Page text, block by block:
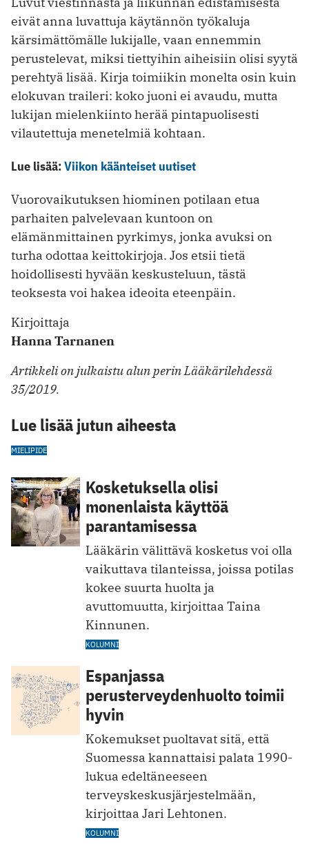
eivät anna luvattuja käytännön työkaluja
kärsimättömälle lukijalle, vaan ennemmin
perustelevat, miksi tiettyihin aiheisiin olisi syytä
perehtyä lisää. Kirja toimiikin monelta osin kuin
elokuvan traileri: koko juoni ei avaudu, mutta
lukijan mielenkiinto herää pintapuo­lisesti
vilautettuja menetelmiä kohtaan.
Lue lisää:Viikon käänteiset uutiset
Vuorovaikutuksen hiominen potilaan etua
parhaiten palvelevaan kuntoon on
elämänmittainen pyrkimys, jonka avuksi on
turha odottaa keittokirjoja. Jos etsii tietä
hoidollisesti hyvään keskusteluun, tästä
teoksesta voi hakea ideoita eteenpäin.
Kirjoittaja
Hanna Tarnanen
Artikkeli on julkaistu alun perin Lääkärilehdessä
35/2019.
Lue lisää jutun aiheesta
MIELIPIDE
Kosketuksella olisi
monenlaista käyttöä
parantamisessa
Lääkärin välittävä kosketus voi olla
vaikuttava tilanteissa, joissa potilas
kokee suurta huolta ja
avuttomuutta, kirjoittaa Taina
Kinnunen.
KOLUMNI
Espanjassa
perusterveydenhuolto toimii
hyvin
Kokemukset puoltavat sitä, että
Suomessa kannattaisi palata 1990-
lukua edeltäneeseen
terveyskeskusjärjestelmään,
kirjoittaa Jari Lehtonen.
KOLUMNI